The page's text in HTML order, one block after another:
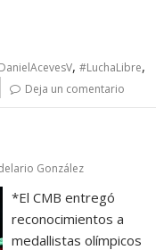
,#LuchaLibre,
Deja un comentario
González
*El CMB entregó
reconocimientos a
medallistas olímpicos